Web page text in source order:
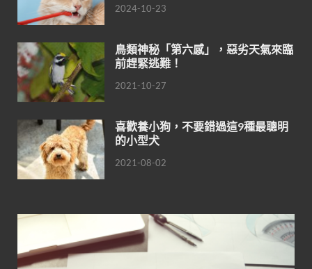
2024-10-23
鳥類神秘「第六感」，惡劣天氣來臨
前趕緊逃難！
2021-10-27
喜歡養小狗，不要錯過這9種最聰明
的小型犬
2021-08-02